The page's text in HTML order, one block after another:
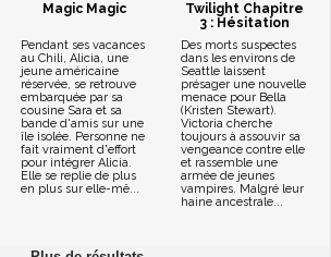
Magic Magic
Pendant ses vacances
au Chili, Alicia, une
jeune américaine
réservée, se retrouve
embarquée par sa
cousine Sara et sa
bande d'amis sur une
île isolée. Personne ne
fait vraiment d'effort
pour intégrer Alicia.
Elle se replie de plus
en plus sur elle-mê...
Twilight Chapitre
3 : Hésitation
Des morts suspectes
dans les environs de
Seattle laissent
présager une nouvelle
menace pour Bella
(Kristen Stewart).
Victoria cherche
toujours à assouvir sa
vengeance contre elle
et rassemble une
armée de jeunes
vampires. Malgré leur
haine ancestrale...